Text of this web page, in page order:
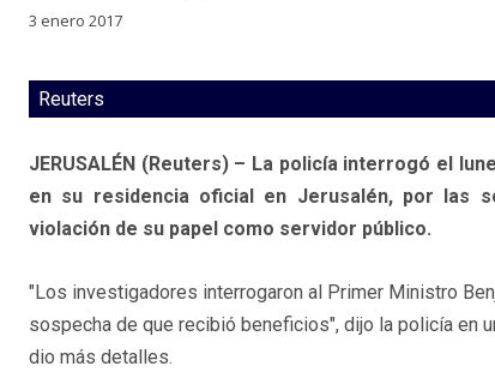
3 enero 2017
Reuters
JERUSALÉN (Reuters) – La policía interrogó el
en su residencia oficial en Jerusalén, por las
violación de su papel como servidor público.
"Los investigadores interrogaron al Primer Ministro
sospecha de que recibió beneficios", dijo la policía en
dio más detalles.